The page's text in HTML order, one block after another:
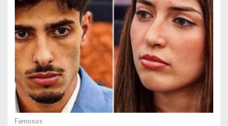
d
o
s
Famosos